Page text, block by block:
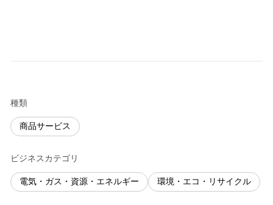
種類
商品サービス
ビジネスカテゴリ
電気・ガス・資源・エネルギー 環境・エコ・リサイクル